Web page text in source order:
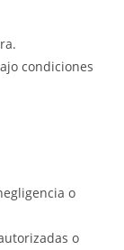
condiciones
o
o